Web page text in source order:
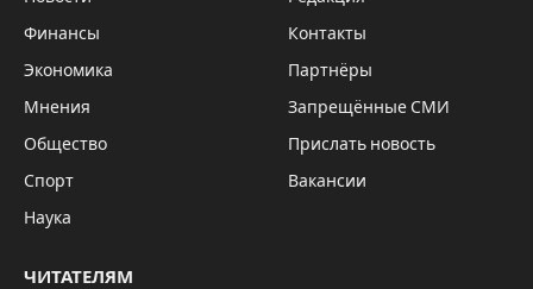
Финансы
Экономика
Мнения
Общество
Спорт
Наука
Контакты
Партнёры
Запрещённые СМИ
Прислать новость
Вакансии
ЧИТАТЕЛЯМ